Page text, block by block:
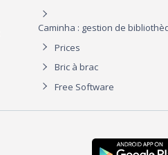
Caminha : gestion de
Prices
Bric à brac
Free Software